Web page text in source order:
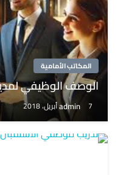
المكاتب الأمامية
الوصف الوظيفي
admin 7 أبريل، 2018